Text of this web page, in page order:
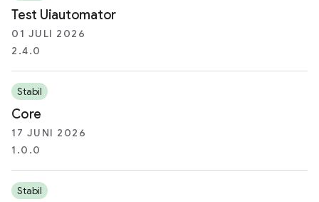
Test Uiautomator
01 JULI 2026
2.4.0
Stabil
Core
17 JUNI 2026
1.0.0
Stabil